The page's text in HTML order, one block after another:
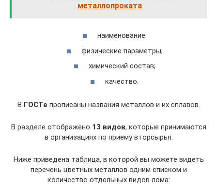
металлопроката
наименование;
физические параметры;
химический состав;
качество.
В ГОСТе прописаны названия металлов и их сплавов.
В разделе отображено 13 видов, которые принимаются
в организациях по приему вторсырья.
Ниже приведена таблица, в которой вы можете видеть
перечень цветных металлов одним списком и
количество отдельных видов лома: